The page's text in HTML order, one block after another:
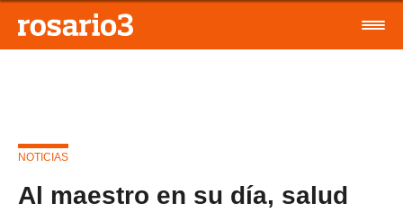
NOTICIAS
Al maestro en su día, salud